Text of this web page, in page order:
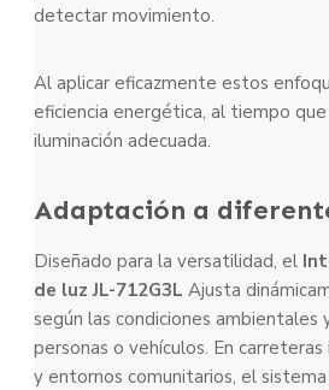
detectar movimiento.
Al aplicar eficazmente estos
eficiencia energética, al tiempo
iluminación adecuada.
Adaptación a
Diseñado para la versatilidad, el
de luz JL-712G3L Ajusta
según las condiciones ambientales
personas o vehículos. En
y entornos comunitarios, el